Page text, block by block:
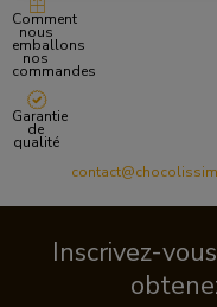
Comment
nous
emballons
nos
commandes
Garantie
de
qualité
Inscrivez-